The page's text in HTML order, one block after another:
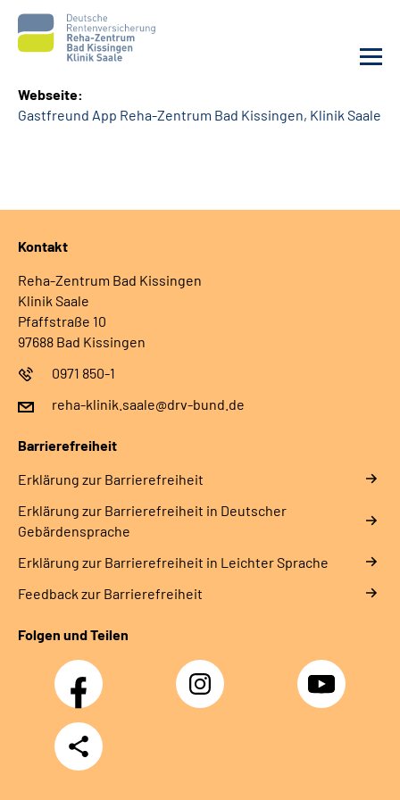
Unsere Klinik
Sozialdienste & Zuweisende
Suche
Leichte Sprache
Webseite:
Gastfreund App Reha-Zentrum Bad Kissingen, Klinik Saale
Kontakt
Reha-Zentrum Bad Kissingen
Klinik Saale
Pfaffstraße 10
97688 Bad Kissingen
0971 850-1
reha-klinik.saale@drv-bund.de
Barrierefreiheit
Erklärung zur Barrierefreiheit
Erklärung zur Barrierefreiheit in Deutscher
Gebärdensprache
Erklärung zur Barrierefreiheit in Leichter Sprache
Feedback zur Barrierefreiheit
Folgen und Teilen
Facebook Instagram YouTube
Teilen